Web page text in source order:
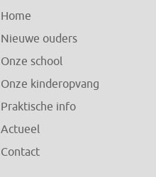
Home
Nieuwe ouders
Onze school
Onze kinderopvang
Praktische info
Actueel
Contact